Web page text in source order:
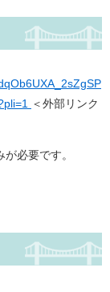
＜外部リンク
必要です。